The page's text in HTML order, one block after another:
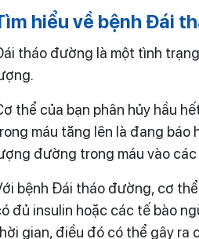
hiểu về bệnh Đái
tháo đường là một tình
thể của bạn phân hủy hầu
máu tăng lên là đang báo
đường trong máu vào
bệnh Đái tháo đường, cơ
đủ insulin hoặc các tế bào
gian, điều đó có thể gây ra